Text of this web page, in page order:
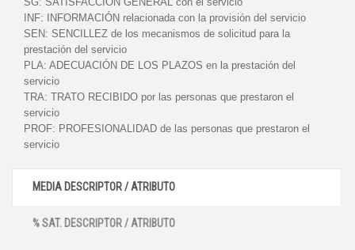
INF:
INFORMACIÓN relacionada con la provisión del servicio
SEN: SENCILLEZ de los mecanismos de solicitud para la
prestación del servicio
PLA: ADECUACIÓN DE LOS PLAZOS en la prestación del
servicio
TRA: TRATO RECIBIDO por las personas que prestaron el
servicio
PROF: PROFESIONALIDAD de las personas que prestaron el
servicio
MEDIA DESCRIPTOR / ATRIBUTO
% SAT. DESCRIPTOR / ATRIBUTO